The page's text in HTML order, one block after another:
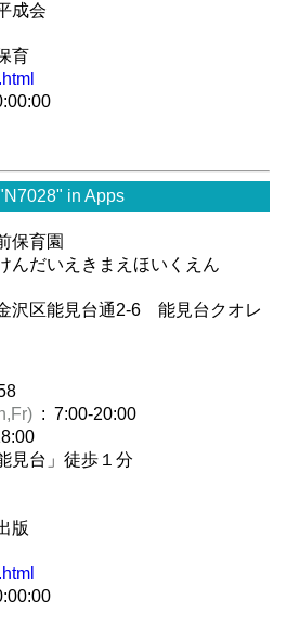
成会
育
in Apps
保育園
んだいえきまえほいくえん
沢区能見台通2-6 能見台クオレ
: 7:00-20:00
見台」徒歩１分
版